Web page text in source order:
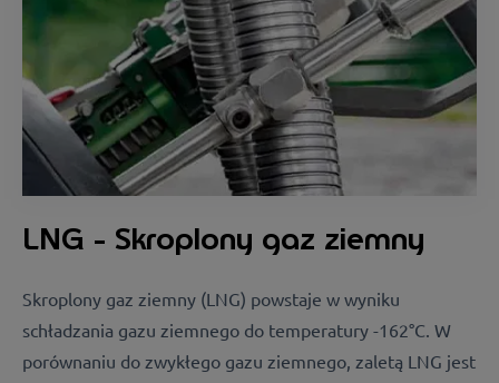
LNG - Skroplony gaz ziemny
Skroplony gaz ziemny (LNG) powstaje w wyniku
schładzania gazu ziemnego do temperatury -162°C. W
porównaniu do zwykłego gazu ziemnego, zaletą LNG jest